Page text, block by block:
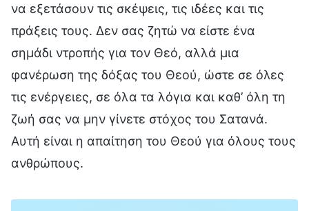
να εξετάσουν τις σκέψεις, τις ιδέες και τις
πράξεις τους. Δεν σας ζητώ να είστε ένα
σημάδι ντροπής για τον Θεό, αλλά μια
φανέρωση της δόξας του Θεού, ώστε σε όλες
τις ενέργειες, σε όλα τα λόγια και καθ’ όλη τη
ζωή σας να μην γίνετε στόχος του Σατανά.
Αυτή είναι η απαίτηση του Θεού για όλους τους
ανθρώπους.